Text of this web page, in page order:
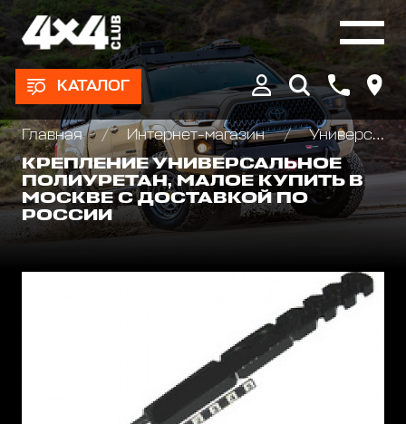
КАТАЛОГ
Главная Интернет-магазин
Универсальные крепления для груза
КРЕПЛЕНИЕ УНИВЕРСАЛЬНОЕ
ПОЛИУРЕТАН, МАЛОЕ КУПИТЬ В
МОСКВЕ С ДОСТАВКОЙ ПО
РОССИИ